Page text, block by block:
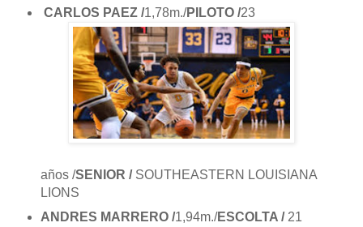
CARLOS PAEZ /1,78m./PILOTO /23
años /SENIOR /SOUTHEASTERN LOUISIANA
LIONS
ANDRES MARRERO /1,94m./ESCOLTA /21